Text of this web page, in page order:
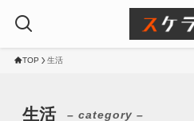
TOP 生活
生活 – category –